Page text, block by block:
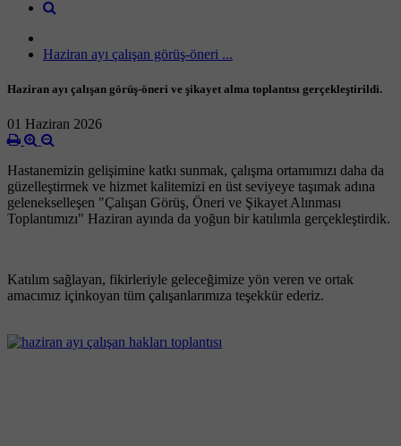
Haziran ayı çalışan görüş-öneri ...
Haziran ayı çalışan görüş-öneri ve şikayet alma toplantısı gerçekleştirildi.
01 Haziran 2026
Hastanemizin gelişimine katkı sunmak, çalışma ortamımızı daha da
güzelleştirmek ve hizmet kalitemizi en üst seviyeye taşımak adına
gelenekselleşen "Çalışan Görüş, Öneri ve Şikayet Alınması
Toplantımızı" Haziran ayında da yoğun bir katılımla gerçekleştirdik.
Katılım sağlayan, fikirleriyle geleceğimize yön veren ve ortak
amacımız içinkoyan tüm çalışanlarımıza teşekkür ederiz.